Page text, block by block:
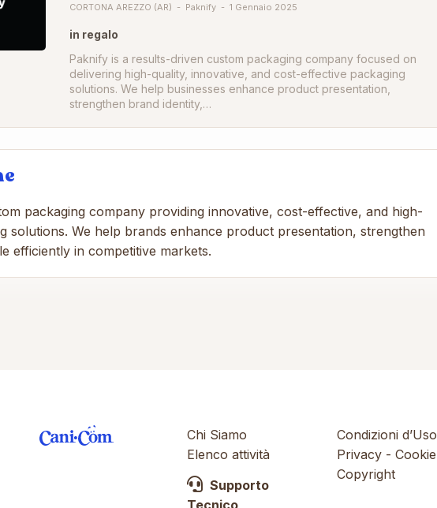
CORTONA AREZZO (AR) Paknify 1 Gennaio 2025
in regalo
Paknify is a results-driven custom packaging company focused on
delivering high-quality, innovative, and cost-effective packaging
solutions. We help businesses enhance product presentation,
strengthen brand identity,…
packaging company providing innovative, cost-effective, and high-
solutions. We help brands enhance product presentation, strengthen
efficiently in competitive markets.
Chi Siamo
Elenco attività
Supporto
Tecnico
Condizioni d’Uso
Privacy - Cookie
Copyright